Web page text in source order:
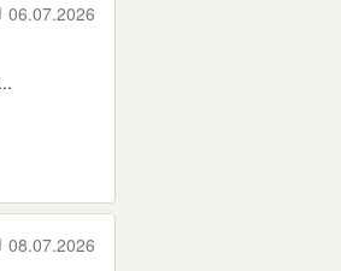
06.07.2026
08.07.2026